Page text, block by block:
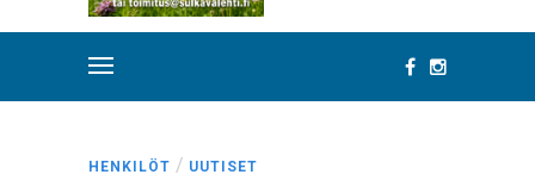
HENKILÖT / UUTISET